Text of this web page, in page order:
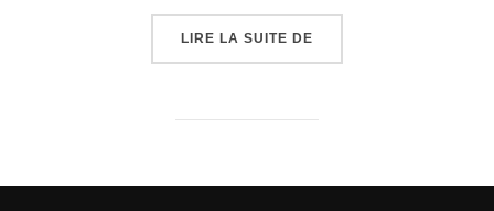
LIRE LA SUITE DE